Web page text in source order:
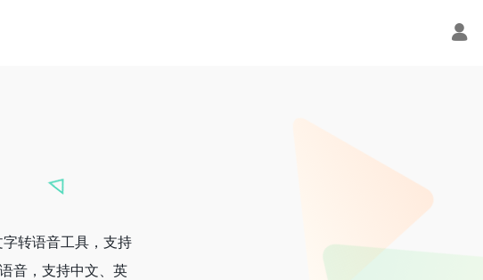
转语音工具，支持
音，支持中文、英